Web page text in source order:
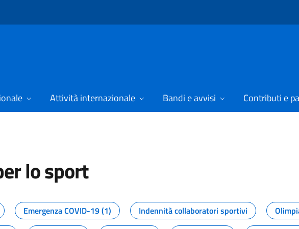
Attività internazionale Bandi e avvisi Contributi e
lo sport
dal Dipartimento per lo sport
Emergenza COVID-19 (1) Indennità collaboratori sportivi